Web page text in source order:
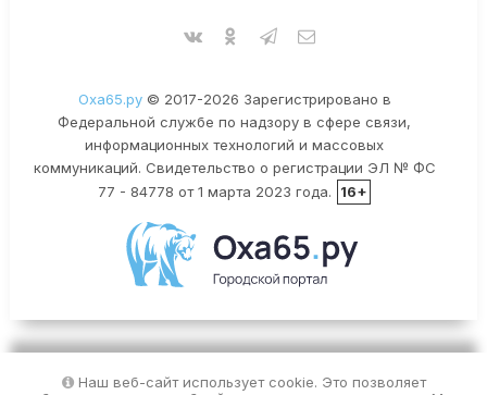
Оха65.ру© 2017-2026 Зарегистрировано в
Федеральной службе по надзору в сфере связи,
информационных технологий и массовых
коммуникаций. Свидетельство о регистрации ЭЛ № ФС
77 - 84778 от 1 марта 2023 года.
16+
Наш веб-сайт использует cookie. Это позволяет